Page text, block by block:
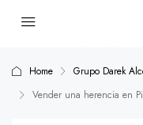
Home
Grupo Darek
Vender una herencia en